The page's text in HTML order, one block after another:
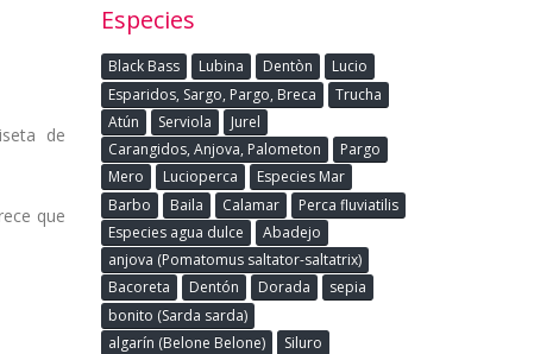
de
que
Especies
Black Bass Lubina Dentòn
Lucio
Esparidos, Sargo, Pargo, Breca
Trucha
Atún
Serviola
Jurel
Carangidos, Anjova, Palometon
Pargo
Mero
Lucioperca
Especies Mar
Barbo
Baila Calamar
Perca fluviatilis
Especies agua dulce
Abadejo
anjova (Pomatomus saltator-saltatrix)
Bacoreta
Dentón Dorada
sepia
bonito (Sarda sarda)
algarín (Belone Belone)
Siluro